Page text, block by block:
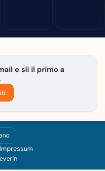
e sii il primo a
Impressum